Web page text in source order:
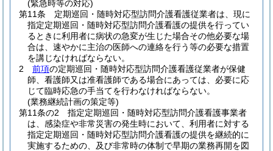
(緊急時等の対応)
第11条
定期巡回・随時対応型訪問介護看護従業者は、現に
指定定期巡回・随時対応型訪問介護看護の提供を行ってい
るときに利用者に病状の急変が生じた場合その他必要な場
合は、速やかに主治の医師への連絡を行う等の必要な措置
を講じなければならない。
2
前項の定期巡回・随時対応型訪問介護看護従業者が保健
師、看護師又は准看護師である場合にあっては、必要に応
じて臨時応急の手当てを行わなければならない。
(業務継続計画の策定等)
第11条の2
指定定期巡回・随時対応型訪問介護看護事業者
は、感染症や非常災害の発生時において、利用者に対する
指定定期巡回・随時対応型訪問介護看護の提供を継続的に
実施するための、及び非常時の体制で早期の業務再開を図